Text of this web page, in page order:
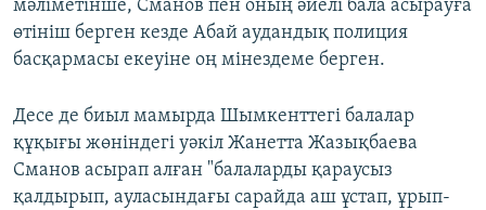
мәліметінше, Сманов пен оның әйелі бала асырауға
өтініш берген кезде Абай аудандық полиция
басқармасы екеуіне оң мінездеме берген.
Десе де биыл мамырда Шымкенттегі балалар
құқығы жөніндегі уәкіл Жанетта Жазықбаева
Сманов асырап алған "балаларды қараусыз
қалдырып, ауласындағы сарайда аш ұстап, ұрып-